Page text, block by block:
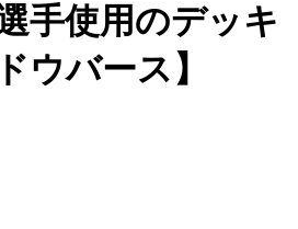
手使用のデッキ
ウバース】